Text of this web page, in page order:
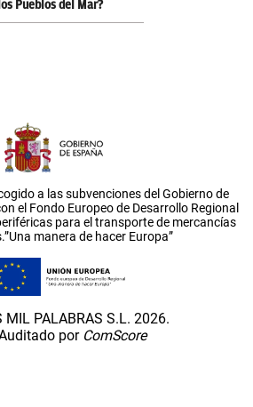
los Pueblos del Mar?
a las subvenciones del Gobierno de
el Fondo Europeo de Desarrollo Regional
para el transporte de mercancías
manera de hacer Europa”
MIL PALABRAS S.L. 2026.
por ComScore